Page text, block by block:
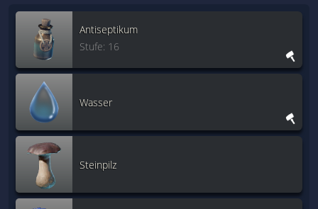
Antiseptikum
Stufe: 16
Wasser
Steinpilz